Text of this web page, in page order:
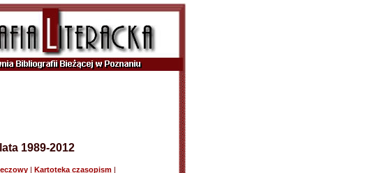
1989-2012
| Kartoteka czasopism |